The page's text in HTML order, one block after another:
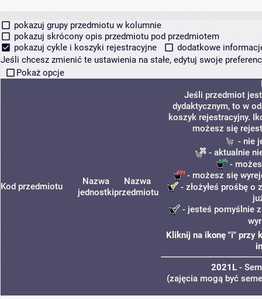
pokazuj grupy przedmiotu w kolumnie
pokazuj skrócony opis przedmiotu pod przedmiotem
pokazuj cykle i koszyki rejestracyjne
dodatkowe
Jeśli chcesz zmienić te ustawienia na stałe, edytuj swoje
Pokaż opcje
Kod przedmiotu
Nazwa
jednostki
Nazwa
przedmiotu
Jeśli przedmiot
dydaktycznym, to w
koszyk rejestracyjny.
możesz się
- nie
- aktualnie
-
- możesz się
- złożyłeś prośbę
- jesteś pomyślnie
Kliknij na ikonę "i" przy
2021L-
(zajęcia mogą być